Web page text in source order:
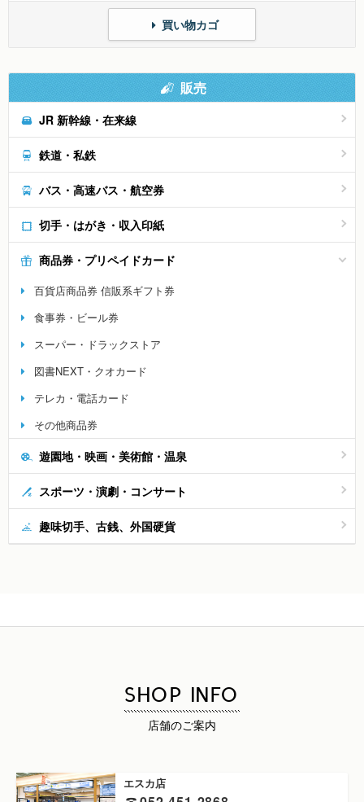
買い物カゴ
販売
JR 新幹線・在来線
鉄道・私鉄
バス・高速バス・航空券
切手・はがき・収入印紙
商品券・プリペイドカード
百貨店商品券 信販系ギフト券
食事券・ビール券
スーパー・ドラックストア
図書NEXT・クオカード
テレカ・電話カード
その他商品券
遊園地・映画・美術館・温泉
スポーツ・演劇・コンサート
趣味切手、古銭、外国硬貨
SHOP INFO
店舗のご案内
エスカ店